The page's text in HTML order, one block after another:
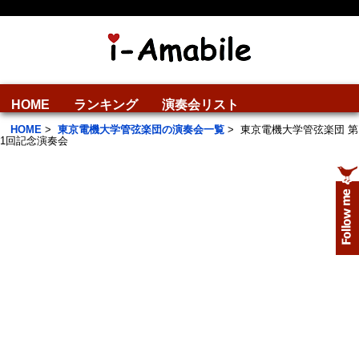
HOME ランキング 演奏会リスト
HOME > 東京電機大学管弦楽団の演奏会一覧 > 東京電機大学管弦楽団 第
1回記念演奏会